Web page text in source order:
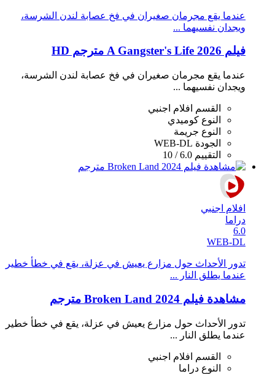
عندما يقع مجرمان صغيران في فخ عصابة لندن الشرسة،
ويجدان نفسيهما ...
فيلم A Gangster's Life 2026 مترجم HD
عندما يقع مجرمان صغيران في فخ عصابة لندن الشرسة،
ويجدان نفسيهما ...
القسم
افلام اجنبي
النوع كوميدي
النوع جريمة
الجودة WEB-DL
التقييم 6.0 / 10
افلام اجنبي
دراما
6.0
WEB-DL
تدور الأحداث حول مزارع يعيش في عزلة، يقع في خطأ خطير
عندما يطلق النار ...
مشاهدة فيلم Broken Land 2024 مترجم
تدور الأحداث حول مزارع يعيش في عزلة، يقع في خطأ خطير
عندما يطلق النار ...
القسم
افلام اجنبي
النوع دراما